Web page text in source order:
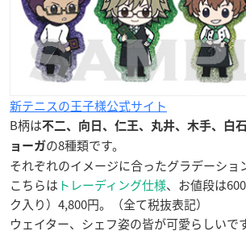
新テニスの王子様公式サイト
B柄は不二、向日、仁王、丸井、木手、白
ョーガの8種類です。
それぞれのイメージに合ったグラデーショ
こちらは トレーディング仕様、お値段は
ク入り）4,800円。（全て税抜表記）
ウェイター、シェフ姿の皆が可愛らしいで